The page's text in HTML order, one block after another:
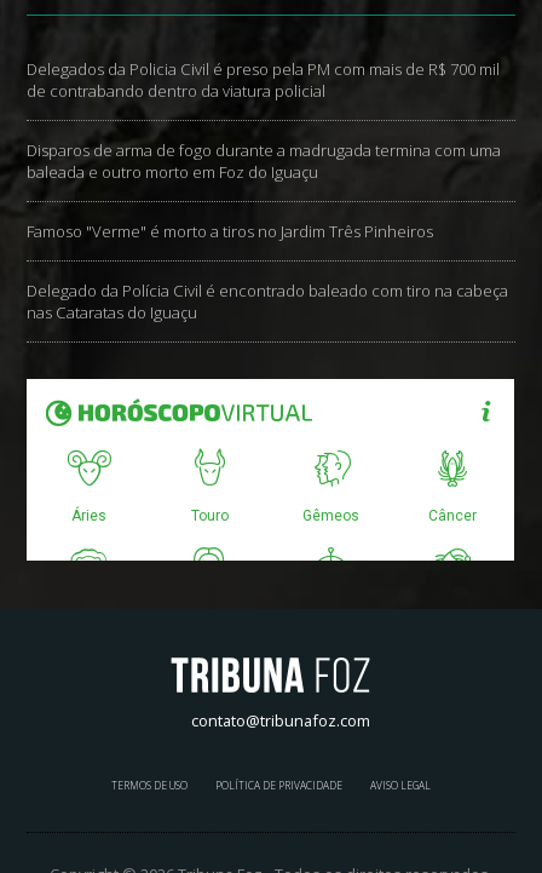
Delegados da Policia Civil é preso pela PM com mais de R$ 700 mil
de contrabando dentro da viatura policial
Disparos de arma de fogo durante a madrugada termina com uma
baleada e outro morto em Foz do Iguaçu
Famoso "Verme" é morto a tiros no Jardim Três Pinheiros
Delegado da Polícia Civil é encontrado baleado com tiro na cabeça
nas Cataratas do Iguaçu
contato@tribunafoz.com
TERMOS DE USO POLÍTICA DE PRIVACIDADE AVISO LEGAL